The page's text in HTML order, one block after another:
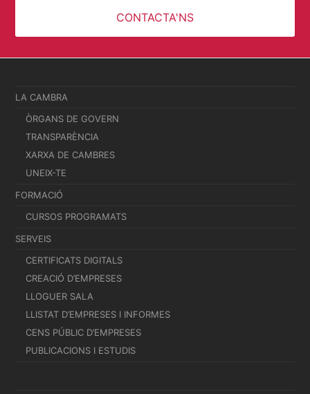
CONTACTA'NS
LA CAMBRA
ÒRGANS DE GOVERN
TRANSPARÈNCIA
XARXA DE CAMBRES
UNEIX-TE
FORMACIÓ
CURSOS PROGRAMATS
SERVEIS
CERTIFICATS DIGITALS
CREACIÓ D’EMPRESES
LLOGUER SALA
LLISTAT D’EMPRESES I INFORMES
CENS PÚBLIC D’EMPRESES
PUBLICACIONS I ESTUDIS